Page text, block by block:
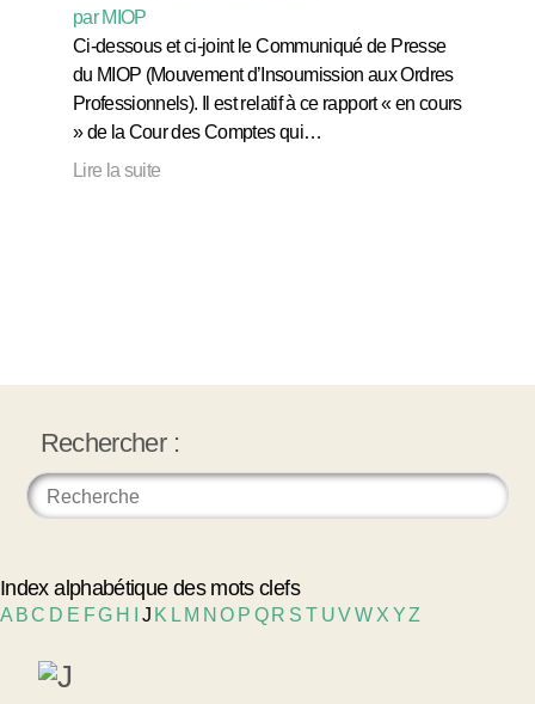
par MIOP
Ci-dessous et ci-joint le Communiqué de Presse
du MIOP (Mouvement d’Insoumission aux Ordres
Professionnels). Il est relatif à ce rapport « en cours
» de la Cour des Comptes qui…
Lire la suite
Rechercher :
Index alphabétique des mots clefs
A BC D E FG H J K L M NO P Q R S T UVW X YZ